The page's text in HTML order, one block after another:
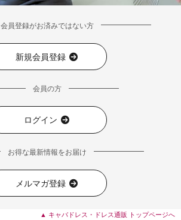
会員登録がお済みではない方
新規会員登録
会員の方
ログイン
お得な最新情報をお届け
メルマガ登録
▲ キャバドレス・ドレス通販 トップページへ